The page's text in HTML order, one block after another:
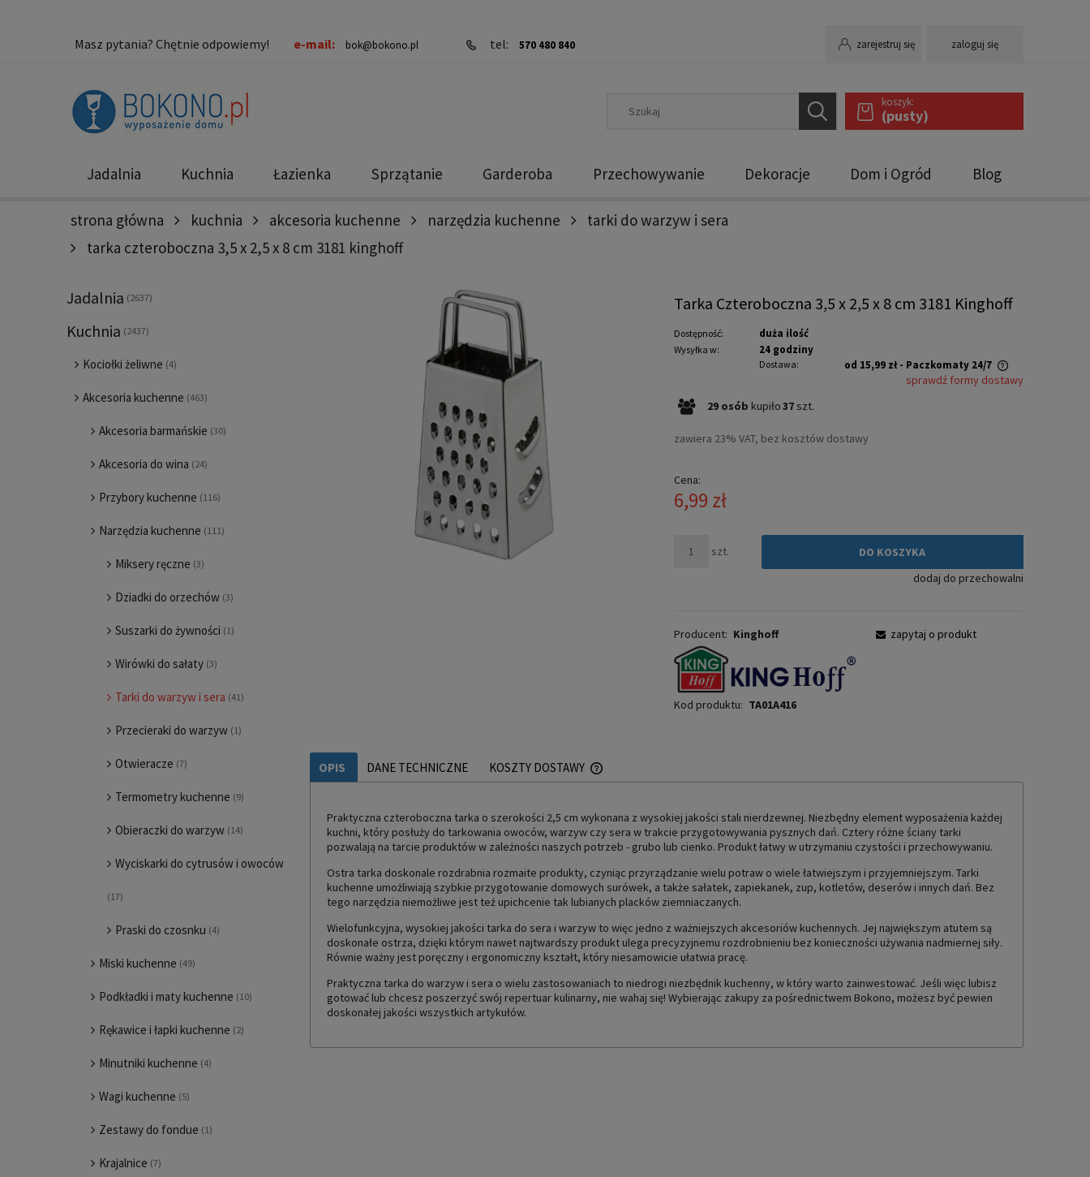
zarejestruj się zaloguj się
Masz pytania? Chętnie odpowiemy! e-mail: bok@bokono.pl tel: 570 480 840
koszyk:
(pusty)
Jadalnia Kuchnia Łazienka Sprzątanie Garderoba Przechowywanie Dekoracje Dom i Ogród Blog
Nowości Promocje
strona główna kuchnia akcesoria kuchenne narzędzia kuchenne
tarki do warzyw i sera
tarka czteroboczna 3,5 x 2,5 x 8 cm 3181 kinghoff
Jadalnia (2637)
Kuchnia (2437)
Kociołki żeliwne (4)
Akcesoria kuchenne (463)
Akcesoria barmańskie (30)
Akcesoria do wina (24)
Przybory kuchenne (116)
Narzędzia kuchenne (111)
Miksery ręczne (3)
Dziadki do orzechów (3)
Suszarki do żywności (1)
Wirówki do sałaty (3)
Tarki do warzyw i sera (41)
Przecieraki do warzyw (1)
Otwieracze (7)
Termometry kuchenne (9)
Obieraczki do warzyw (14)
Wyciskarki do cytrusów i owoców
(17)
Praski do czosnku (4)
Miski kuchenne (49)
Podkładki i maty kuchenne (10)
Rękawice i łapki kuchenne (2)
Minutniki kuchenne (4)
Wagi kuchenne (5)
Zestawy do fondue (1)
Krajalnice (7)
Tarka Czteroboczna 3,5 x 2,5 x 8 cm 3181 Kinghoff
Dostępność: duża ilość
Wysyłka w: 24 godziny
Dostawa: od 15,99 zł - Paczkomaty 24/7
Cena nie zawiera ewentualnych kosztów
sprawdź formy dostawy
29 osób kupiło37 szt.
zawiera 23% VAT, bez kosztów dostawy
Cena:
6,99 zł
szt.
DO KOSZYKA
dodaj do przechowalni
Producent: Kinghoff
Kod produktu: TA01A416
zapytaj o produkt
OPIS DANE TECHNICZNE KOSZTY DOSTAWY
CENA NIE ZAWIERA EWENTUALNYCH KOSZTÓW
PŁATNOŚCI
Praktyczna czteroboczna tarka o szerokości 2,5 cm wykonana z wysokiej jakości stali nierdzewnej. Niezbędny element wyposażenia każdej
kuchni, który posłuży do tarkowania owoców, warzyw czy sera w trakcie przygotowywania pysznych dań. Cztery różne ściany tarki
pozwalają na tarcie produktów w zależności naszych potrzeb - grubo lub cienko. Produkt łatwy w utrzymaniu czystości i przechowywaniu.
Ostra tarka doskonale rozdrabnia rozmaite produkty, czyniąc przyrządzanie wielu potraw o wiele łatwiejszym i przyjemniejszym. Tarki
kuchenne umożliwiają szybkie przygotowanie domowych surówek, a także sałatek, zapiekanek, zup, kotletów, deserów i innych dań. Bez
tego narzędzia niemożliwe jest też upichcenie tak lubianych placków ziemniaczanych.
Wielofunkcyjna, wysokiej jakości tarka do sera i warzyw to więc jedno z ważniejszych akcesoriów kuchennych. Jej największym atutem są
doskonałe ostrza, dzięki którym nawet najtwardszy produkt ulega precyzyjnemu rozdrobnieniu bez konieczności używania nadmiernej siły.
Równie ważny jest poręczny i ergonomiczny kształt, który niesamowicie ułatwia pracę.
Praktyczna tarka do warzyw i sera o wielu zastosowaniach to niedrogi niezbędnik kuchenny, w który warto zainwestować. Jeśli więc lubisz
gotować lub chcesz poszerzyć swój repertuar kulinarny, nie wahaj się! Wybierając zakupy za pośrednictwem Bokono, możesz być pewien
doskonałej jakości wszystkich artykułów.